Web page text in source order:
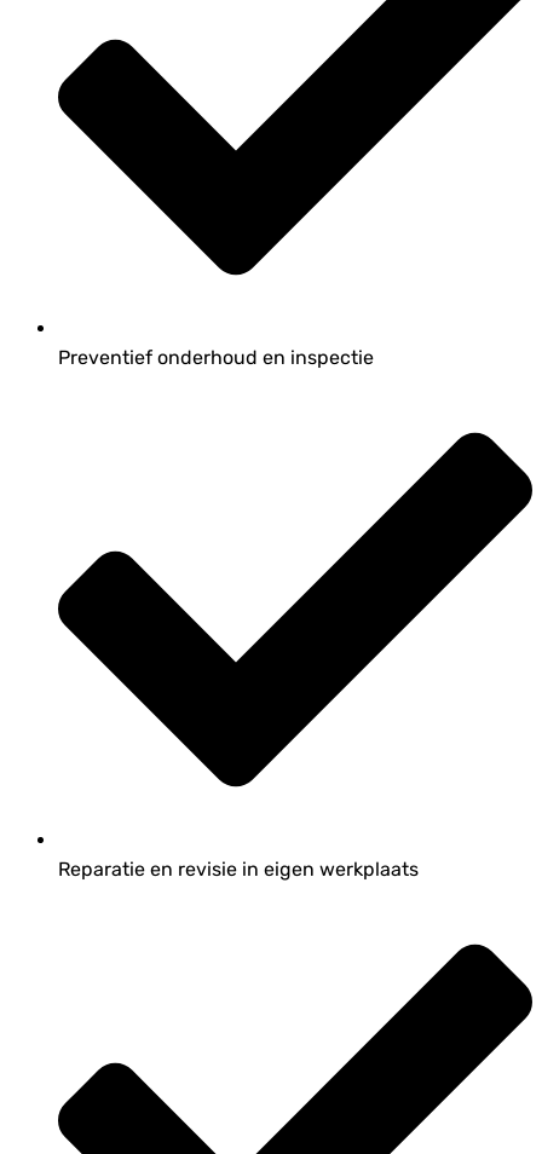
Preventief onderhoud en inspectie
Reparatie en revisie in eigen werkplaats